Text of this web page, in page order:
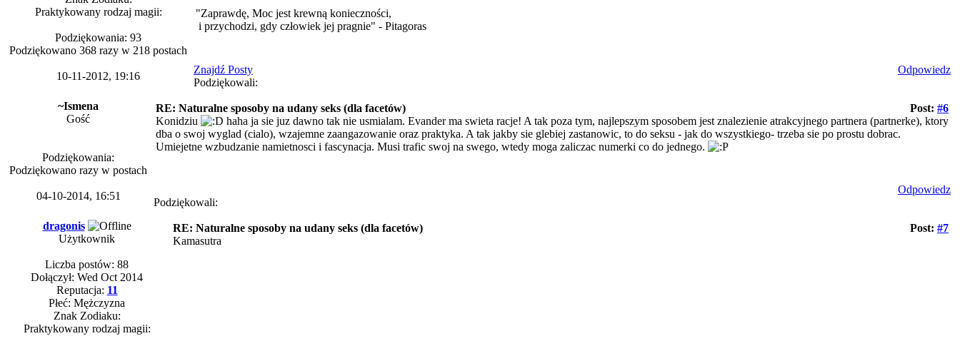
Praktykowany rodzaj magii:
Podziękowania: 93
Podziękowano 368 razy w 218 postach
"Zaprawdę, Moc jest krewną konieczności,
i przychodzi, gdy człowiek jej pragnie" - Pitagoras
10-11-2012, 19:16
Znajdź Posty
Odpowiedz
Podziękowali:
~Ismena
Gość
Podziękowania:
Podziękowano razy w postach
Post: #6
RE: Naturalne sposoby na udany seks (dla facetów)
Konidziu
haha ja sie juz dawno tak nie usmialam. Evander ma swieta racje! A tak poza tym, najlepszym sposobem jest znalezienie atrakcyjnego partnera (partnerke), ktory
dba o swoj wyglad (cialo), wzajemne zaangazowanie oraz praktyka. A tak jakby sie glebiej zastanowic, to do seksu - jak do wszystkiego- trzeba sie po prostu dobrac.
Umiejetne wzbudzanie namietnosci i fascynacja. Musi trafic swoj na swego, wtedy moga zaliczac numerki co do jednego.
04-10-2014, 16:51
Odpowiedz
Podziękowali:
dragonis
Użytkownik
Liczba postów: 88
Dołączył: Wed Oct 2014
Reputacja: 11
Płeć: Mężczyzna
Znak Zodiaku:
Praktykowany rodzaj magii:
Post: #7
RE: Naturalne sposoby na udany seks (dla facetów)
Kamasutra